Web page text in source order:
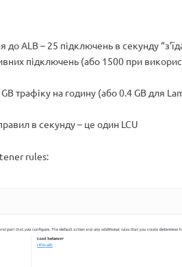
до ALB – 25 підключень в секунду
підключень (або 1500 при
трафіку на годину (або 0.4 GB для
в секунду – це один LCU
rules: